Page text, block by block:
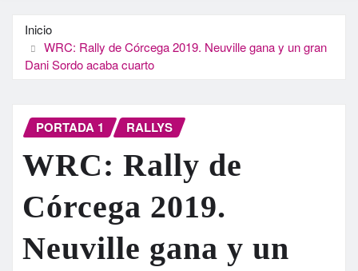
Inicio
WRC: Rally de Córcega 2019. Neuville gana y un gran
Dani Sordo acaba cuarto
PORTADA 1 RALLYS
WRC: Rally de
Córcega 2019.
Neuville gana y un